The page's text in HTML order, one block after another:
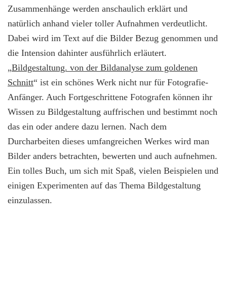
Zusammenhänge werden anschaulich erklärt und
natürlich anhand vieler toller Aufnahmen verdeutlicht.
Dabei wird im Text auf die Bilder Bezug genommen und
die Intension dahinter ausführlich erläutert.
„Bildgestaltung. von der Bildanalyse zum goldenen
Schnitt“ ist ein schönes Werk nicht nur für Fotografie-
Anfänger. Auch Fortgeschrittene Fotografen können ihr
Wissen zu Bildgestaltung auffrischen und bestimmt noch
das ein oder andere dazu lernen. Nach dem
Durcharbeiten dieses umfangreichen Werkes wird man
Bilder anders betrachten, bewerten und auch aufnehmen.
Ein tolles Buch, um sich mit Spaß, vielen Beispielen und
einigen Experimenten auf das Thema Bildgestaltung
einzulassen.